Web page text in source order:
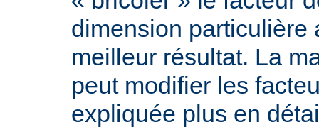
dimension particulière
meilleur résultat. La
peut modifier les
expliquée plus en